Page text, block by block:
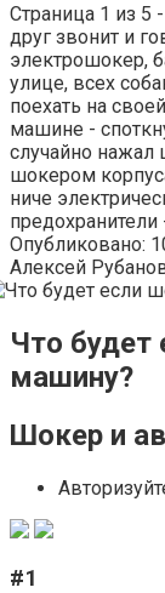
Страница 1 из 5
друг звонит и
электрошокер,
улице, всех
поехать на
машине -
случайно нажал
шокером
ниче
Опубликовано:
Алексей
Что будет
машину?
Шокер и
#1